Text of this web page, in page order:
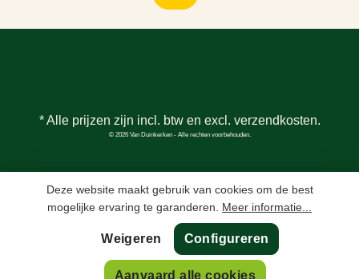
* Alle prijzen zijn incl. btw en excl. verzendkosten.
© 2026 Van Duinkerken - Alle rechten voorbehouden.
Deze website maakt gebruik van cookies om de best
mogelijke ervaring te garanderen. Meer informatie...
Weigeren Configureren
Aanvaard alle cookies